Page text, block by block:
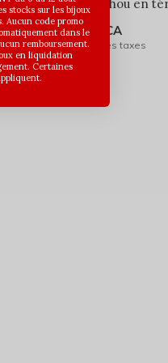
Chouchou en
6,00$CA
Avant les taxes
stocks sur les bijoux
Aucun code promo
dans le
remboursement.
en liquidation
Certaines